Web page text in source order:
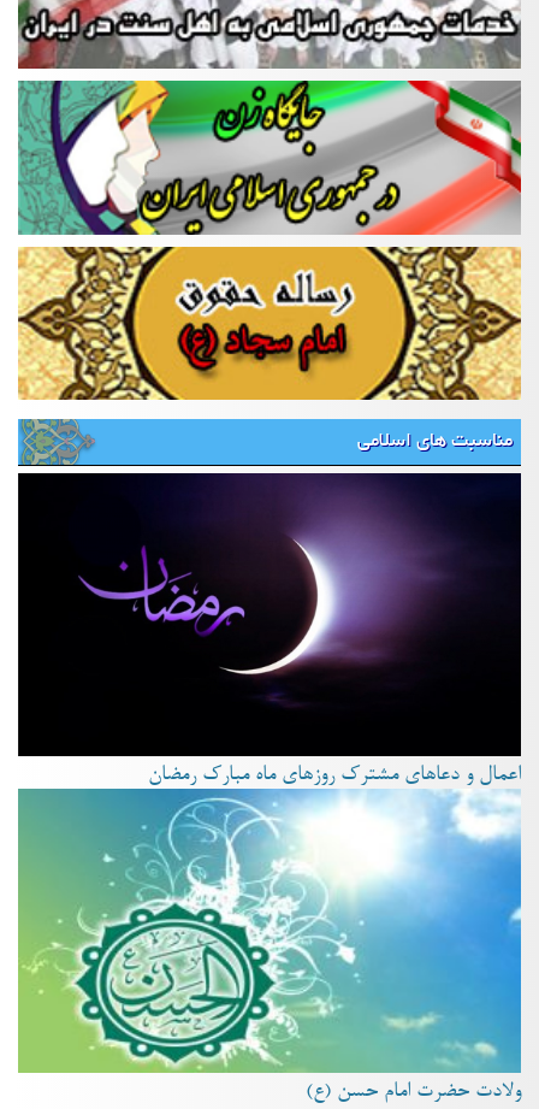
مناسبت های اسلامی
اعمال و دعاهای مشترک روزهای ماه مبارک رمضان
ولادت حضرت امام حسن (ع)